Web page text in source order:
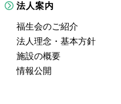
法人案内
福生会のご紹介
法人理念・基本方針
施設の概要
情報公開